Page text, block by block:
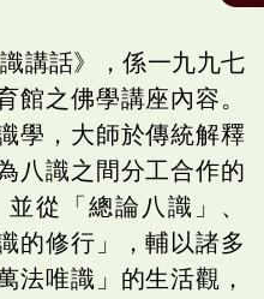
講話》，係一九九七
館之佛學講座內容。
學，大師於傳統解釋
八識之間分工合作的
從「總論八識」、
的修行」，輔以諸多
法唯識」的生活觀，